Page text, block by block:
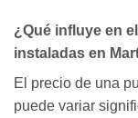
¿Qué influye en
instaladas en
El precio de una
puede variar